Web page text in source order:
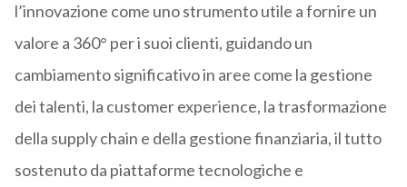
l’innovazione come uno strumento utile a fornire un
valore a 360° per i suoi clienti, guidando un
cambiamento significativo in aree come la gestione
dei talenti, la customer experience, la trasformazione
della supply chain e della gestione finanziaria, il tutto
sostenuto da piattaforme tecnologiche e